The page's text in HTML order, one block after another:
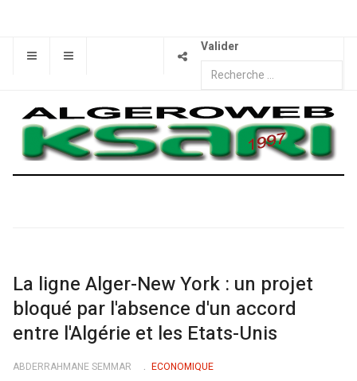
Valider
La ligne Alger-New York : un projet
bloqué par l'absence d'un accord
entre l'Algérie et les Etats-Unis
ABDERRAHMANE SEMMAR ECONOMIQUE